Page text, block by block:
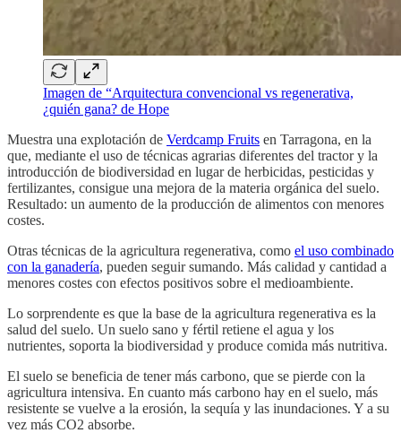
Imagen de “Arquitectura convencional vs regenerativa,
¿quién gana? de Hope
Muestra una explotación de Verdcamp Fruits en Tarragona, en la
que, mediante el uso de técnicas agrarias diferentes del tractor y la
introducción de biodiversidad en lugar de herbicidas, pesticidas y
fertilizantes, consigue una mejora de la materia orgánica del suelo.
Resultado: un aumento de la producción de alimentos con menores
costes.
Otras técnicas de la agricultura regenerativa, como el uso combinado
con la ganadería, pueden seguir sumando. Más calidad y cantidad a
menores costes con efectos positivos sobre el medioambiente.
Lo sorprendente es que la base de la agricultura regenerativa es la
salud del suelo. Un suelo sano y fértil retiene el agua y los
nutrientes, soporta la biodiversidad y produce comida más nutritiva.
El suelo se beneficia de tener más carbono, que se pierde con la
agricultura intensiva. En cuanto más carbono hay en el suelo, más
resistente se vuelve a la erosión, la sequía y las inundaciones. Y a su
vez más CO2 absorbe.